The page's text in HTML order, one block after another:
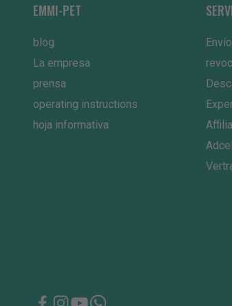
EMMI-PET
blog
La empresa
prensa
operating instructions
hoja informativa